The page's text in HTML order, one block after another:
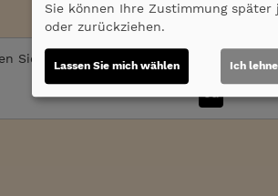
Sie von Youtube (Trailer ansehen)
Sie können Ihre Zustimmung später
oder zurückziehen.
Lassen Sie mich wählen Ich